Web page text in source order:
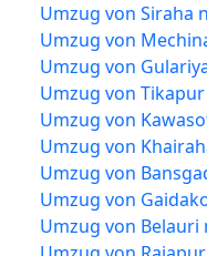
Umzug von Siraha
Umzug von
Umzug von
Umzug von
Umzug von
Umzug von
Umzug von
Umzug von
Umzug von Belauri